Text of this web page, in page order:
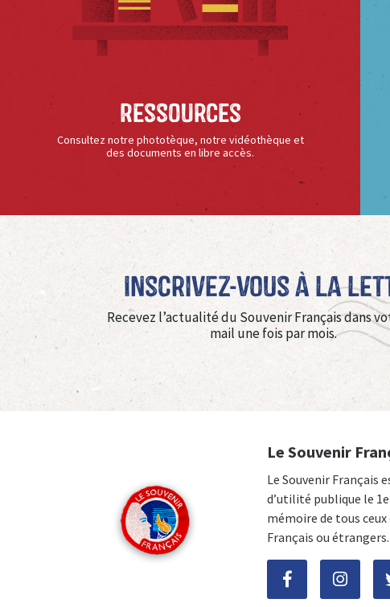
Ressources
Consultez notre phototèque, notre vidéothèque et
des documents en libre accès.
Inscrivez-vous à La
Recevez l’actualité du Souvenir Français dans
mail une fois par mois.
Le Souvenir
Le Souvenir Français
d’utilité publique le
mémoire de tous
Français ou étrangers.